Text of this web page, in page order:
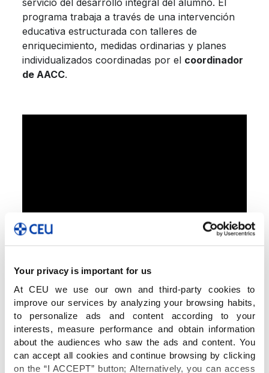
Your privacy is important for us
At CEU we use our own and third-party cookies to
improve our services by analyzing your browsing habits,
to personalize ads and content according to your
interests, measure performance and obtain information
about the audiences who saw the ads and content. You
can accept all cookies and continue browsing by clicking
on the “I ACCEPT” button; Alternatively, you can access
servicio del desarrollo integral del alumno. El
programa trabaja a través de una intervención
educativa estructurada con talleres de
enriquecimiento, medidas ordinarias y planes
individualizados coordinadas por el coordinador
de AACC.